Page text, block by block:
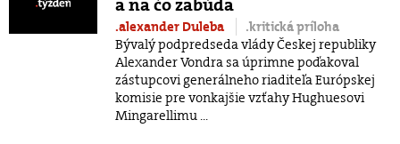
.alexander Duleba
.kritická príloha
Bývalý podpredseda vlády Českej republiky
Alexander Vondra sa úprimne poďakoval
zástupcovi generálneho riaditeľa Európskej
komisie pre vonkajšie vzťahy Hughuesovi
Mingarellimu ...